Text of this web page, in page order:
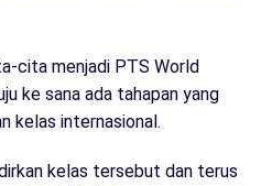
cita menjadi PTS World
ke sana ada tahapan yang
kelas internasional.
kelas tersebut dan terus